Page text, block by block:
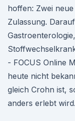
hoffen: Zwei
Zulassung.
- FOCUS Online
heute nicht
gleich Crohn ist,
anders erlebt wird.